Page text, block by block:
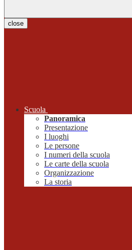
close
Scuola
Panoramica
Presentazione
I luoghi
Le persone
I numeri della scuola
Le carte della scuola
Organizzazione
La storia